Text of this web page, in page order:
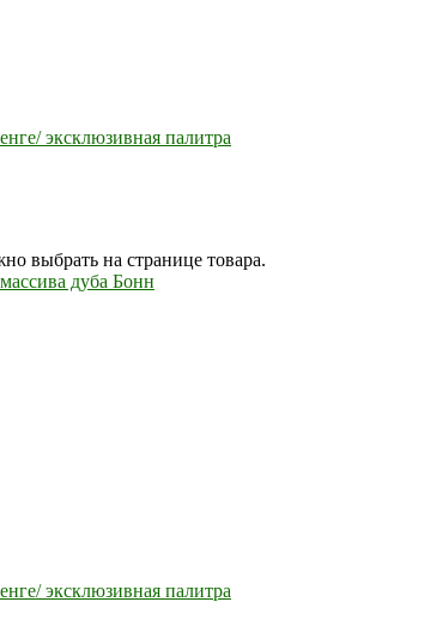
эксклюзивная палитра
выбрать на странице товара.
эксклюзивная палитра